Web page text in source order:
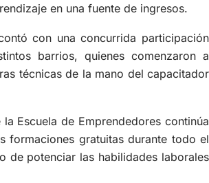
en una fuente de ingresos.
con una concurrida participación
barrios, quienes comenzaron a
técnicas de la mano del capacitador
Escuela de Emprendedores continúa
formaciones gratuitas durante todo el
de potenciar las habilidades laborales